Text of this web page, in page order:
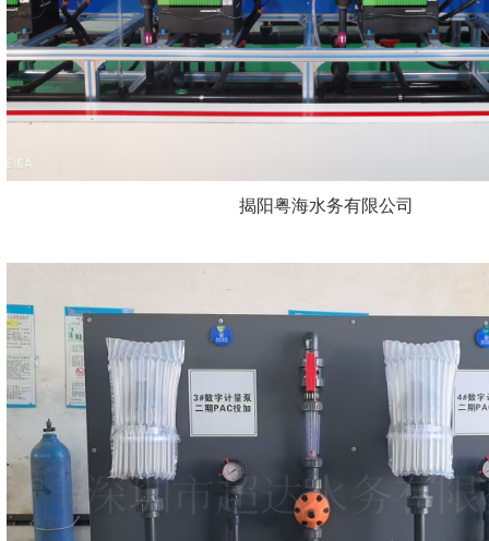
揭阳粤海水务有限公司